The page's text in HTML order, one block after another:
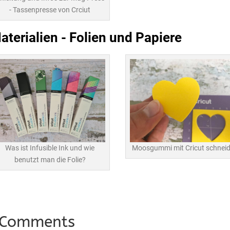
- Tassenpresse von Crciut
- Folien und Papiere
Was ist Infusible Ink und wie
benutzt man die Folie?
Moosgummi mit Cricut